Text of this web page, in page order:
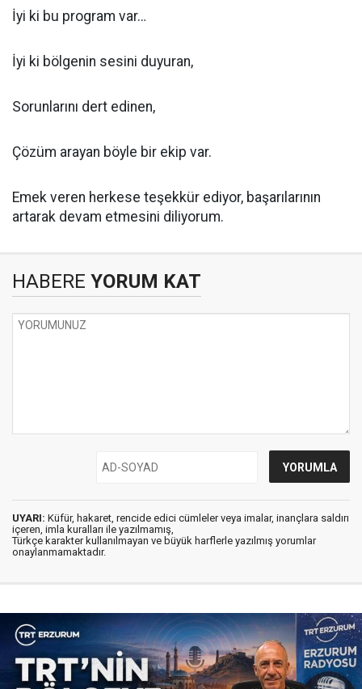
İyi ki bu program var…
İyi ki bölgenin sesini duyuran,
Sorunlarını dert edinen,
Çözüm arayan böyle bir ekip var.
Emek veren herkese teşekkür ediyor, başarılarının
artarak devam etmesini diliyorum.
HABERE YORUM KAT
UYARI: Küfür, hakaret, rencide edici cümleler veya imalar, inançlara saldırı
içeren, imla kuralları ile yazılmamış,
Türkçe karakter kullanılmayan ve büyük harflerle yazılmış yorumlar
onaylanmamaktadır.